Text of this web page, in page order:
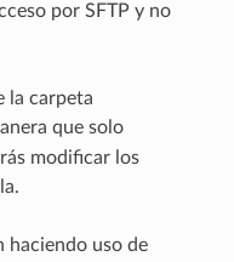
por SFTP y no
la carpeta
que solo
modificar los
haciendo uso de